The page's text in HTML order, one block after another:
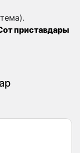
приставдары